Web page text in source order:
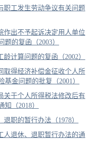
职工发生劳动争议有关问题
作出不予起诉决定用人单位
的复函（2003）
计算问题的复函（2002）
取得经济补偿金征收个人所
金问题的批复（2001）
关于个人所得税法修改后有
（2018）
职的暂行办法（1978）
人退休、退职暂行办法的通